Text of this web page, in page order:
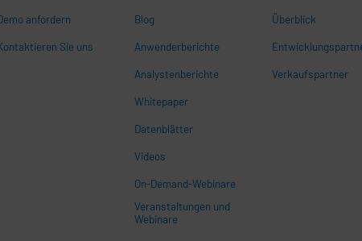
anfordern
Sie uns
Blog
Anwenderberichte
Analystenberichte
Whitepaper
Datenblätter
Videos
On-Demand-Webinare
Veranstaltungen und
Webinare
Überblick
Verkaufspartner